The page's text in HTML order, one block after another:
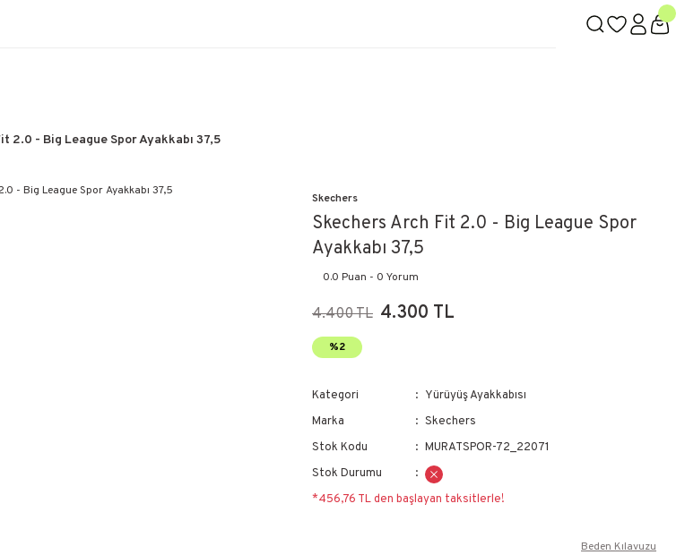
2.0 - Big League Spor Ayakkabı 37,5
Skechers
Skechers Arch Fit 2.0 - Big League Spor
Ayakkabı 37,5
0.0 Puan - 0 Yorum
4.400 TL 4.300 TL
%2
Kategori
Yürüyüş Ayakkabısı
Marka
Skechers
Stok Kodu
MURATSPOR-72_22071
Stok Durumu
*456,76 TL den başlayan taksitlerle!
Beden Kılavuzu